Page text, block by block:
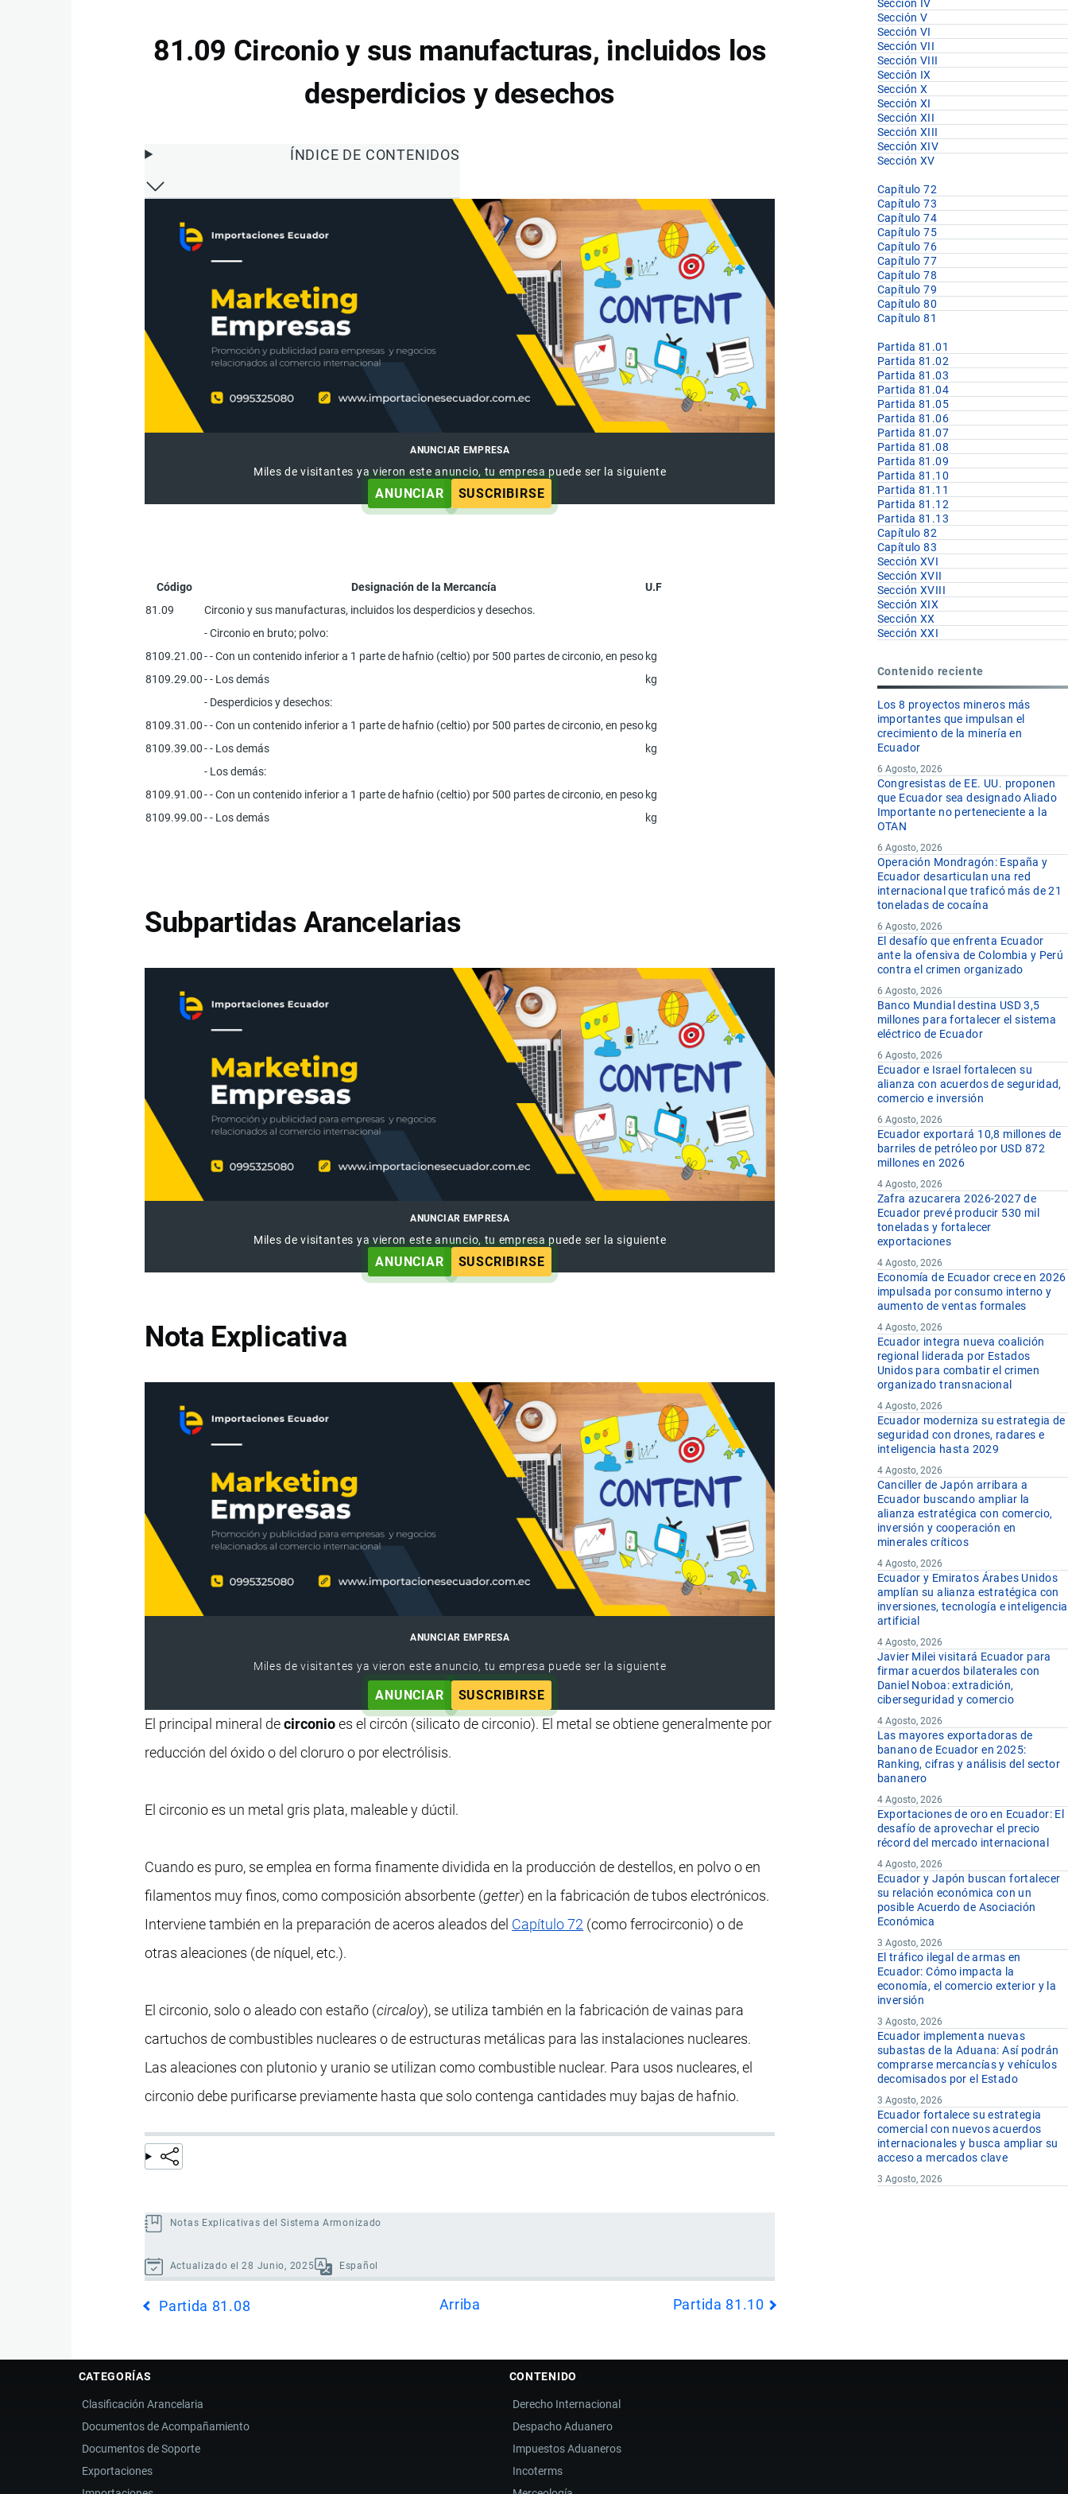
81.09 Circonio y sus manufacturas, incluidos los
desperdicios y desechos
ÍNDICE DE CONTENIDOS
ANUNCIAR EMPRESA
Miles de visitantes ya vieron este anuncio, tu empresa puede ser la siguiente
ANUNCIAR SUSCRIBIRSE
Código Designación de la Mercancía
U.F
81.09
Circonio y sus manufacturas, incluidos los desperdicios y desechos.
- Circonio en bruto; polvo:
8109.21.00- - Con un contenido inferior a 1 parte de hafnio (celtio) por 500 partes de circonio, en peso kg
8109.29.00- - Los demás
kg
- Desperdicios y desechos:
8109.31.00- - Con un contenido inferior a 1 parte de hafnio (celtio) por 500 partes de circonio, en peso kg
8109.39.00- - Los demás
kg
- Los demás:
8109.91.00- - Con un contenido inferior a 1 parte de hafnio (celtio) por 500 partes de circonio, en peso kg
8109.99.00- - Los demás kg
Subpartidas Arancelarias
ANUNCIAR EMPRESA
Miles de visitantes ya vieron este anuncio, tu empresa puede ser la siguiente
ANUNCIAR SUSCRIBIRSE
Nota Explicativa
ANUNCIAR EMPRESA
Miles de visitantes ya vieron este anuncio, tu empresa puede ser la siguiente
ANUNCIAR SUSCRIBIRSE
El principal mineral decirconioes el circón (silicato de circonio). El metal se obtiene generalmente por
reducción del óxido o del cloruro o por electrólisis.
El circonio es un metal gris plata, maleable y dúctil.
Cuando es puro, se emplea en forma finamente dividida en la producción de destellos, en polvo o en
filamentos muy finos, como composición absorbente (getter) en la fabricación de tubos electrónicos.
Interviene también en la preparación de aceros aleados del Capítulo 72 (como ferrocirconio) o de
otras aleaciones (de níquel, etc.).
El circonio, solo o aleado con estaño (circaloy), se utiliza también en la fabricación de vainas para
cartuchos de combustibles nucleares o de estructuras metálicas para las instalaciones nucleares.
Las aleaciones con plutonio y uranio se utilizan como combustible nuclear. Para usos nucleares, el
circonio debe purificarse previamente hasta que solo contenga cantidades muy bajas de hafnio.
Notas Explicativas del Sistema Armonizado
Actualizado el 28 Junio, 2025 Español
transversales
para
Partida 81.08 Arriba Partida 81.10
Sección IV
Sección V
Sección VI
Sección VII
Sección VIII
Sección IX
Sección X
Sección XI
Sección XII
Sección XIII
Sección XIV
Sección XV
Capítulo 72
Capítulo 73
Capítulo 74
Capítulo 75
Capítulo 76
Capítulo 77
Capítulo 78
Capítulo 79
Capítulo 80
Capítulo 81
Partida 81.01
Partida 81.02
Partida 81.03
Partida 81.04
Partida 81.05
Partida 81.06
Partida 81.07
Partida 81.08
Partida 81.09
Partida 81.10
Partida 81.11
Partida 81.12
Partida 81.13
Capítulo 82
Capítulo 83
Sección XVI
Sección XVII
Sección XVIII
Sección XIX
Sección XX
Sección XXI
Contenido reciente
Los 8 proyectos mineros más
importantes que impulsan el
crecimiento de la minería en
Ecuador
6 Agosto, 2026
Congresistas de EE. UU. proponen
que Ecuador sea designado Aliado
Importante no perteneciente a la
OTAN
6 Agosto, 2026
Operación Mondragón: España y
Ecuador desarticulan una red
internacional que traficó más de 21
toneladas de cocaína
6 Agosto, 2026
El desafío que enfrenta Ecuador
ante la ofensiva de Colombia y Perú
contra el crimen organizado
6 Agosto, 2026
Banco Mundial destina USD 3,5
millones para fortalecer el sistema
eléctrico de Ecuador
6 Agosto, 2026
Ecuador e Israel fortalecen su
alianza con acuerdos de seguridad,
comercio e inversión
6 Agosto, 2026
Ecuador exportará 10,8 millones de
barriles de petróleo por USD 872
millones en 2026
4 Agosto, 2026
Zafra azucarera 2026-2027 de
Ecuador prevé producir 530 mil
toneladas y fortalecer
exportaciones
4 Agosto, 2026
Economía de Ecuador crece en 2026
impulsada por consumo interno y
aumento de ventas formales
4 Agosto, 2026
Ecuador integra nueva coalición
regional liderada por Estados
Unidos para combatir el crimen
organizado transnacional
4 Agosto, 2026
Ecuador moderniza su estrategia de
seguridad con drones, radares e
inteligencia hasta 2029
4 Agosto, 2026
Canciller de Japón arribara a
Ecuador buscando ampliar la
alianza estratégica con comercio,
inversión y cooperación en
minerales críticos
4 Agosto, 2026
Ecuador y Emiratos Árabes Unidos
amplían su alianza estratégica con
inversiones, tecnología e inteligencia
artificial
4 Agosto, 2026
Javier Milei visitará Ecuador para
firmar acuerdos bilaterales con
Daniel Noboa: extradición,
ciberseguridad y comercio
4 Agosto, 2026
Las mayores exportadoras de
banano de Ecuador en 2025:
Ranking, cifras y análisis del sector
bananero
4 Agosto, 2026
Exportaciones de oro en Ecuador: El
desafío de aprovechar el precio
récord del mercado internacional
4 Agosto, 2026
Ecuador y Japón buscan fortalecer
su relación económica con un
posible Acuerdo de Asociación
Económica
3 Agosto, 2026
El tráfico ilegal de armas en
Ecuador: Cómo impacta la
economía, el comercio exterior y la
inversión
3 Agosto, 2026
Ecuador implementa nuevas
subastas de la Aduana: Así podrán
comprarse mercancías y vehículos
decomisados por el Estado
3 Agosto, 2026
Ecuador fortalece su estrategia
comercial con nuevos acuerdos
internacionales y busca ampliar su
acceso a mercados clave
3 Agosto, 2026
CATEGORÍAS
Clasificación Arancelaria
Documentos de Acompañamiento
Documentos de Soporte
Exportaciones
CONTENIDO
Derecho Internacional
Despacho Aduanero
Impuestos Aduaneros
Incoterms